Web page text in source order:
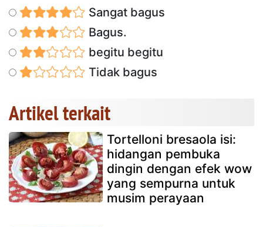
Sangat bagus
Bagus.
begitu begitu
Tidak bagus
Artikel terkait
Tortelloni bresaola isi:
hidangan pembuka
dingin dengan efek wow
yang sempurna untuk
musim perayaan